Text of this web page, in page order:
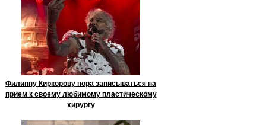
Филиппу Киркорову пора записываться на
прием к своему любимому пластическому
хирургу